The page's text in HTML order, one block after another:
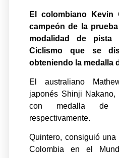
El colombiano Kevin
campeón de la
modalidad de
Ciclismo que se
obteniendo la medalla
El australiano
japonés Shinji
con medalla de
respectivamente.
Quintero, consiguió
Colombia en el